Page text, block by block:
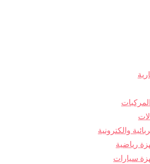
والكترونية
رياضية
سيارات